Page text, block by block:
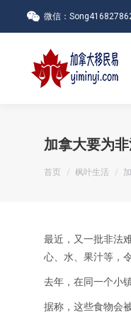
微信：
加拿大要为
您在这里：
首页 枫叶生活
最近，又一批非法
心、水、果汁等，
去年，在同一个小
据称，这些食物会